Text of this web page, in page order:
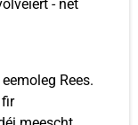
- net
Rees.